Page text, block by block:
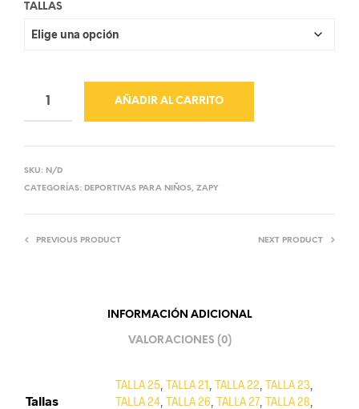
TALLAS
AÑADIR AL CARRITO
SKU: N/D
CATEGORÍAS: DEPORTIVAS PARA NIÑOS, ZAPY
PREVIOUS PRODUCT NEXT PRODUCT
INFORMACIÓN ADICIONAL
VALORACIONES (0)
Tallas
TALLA 25 TALLA 21 TALLA 22 TALLA 23
TALLA 24 TALLA 26 TALLA 27 TALLA 28